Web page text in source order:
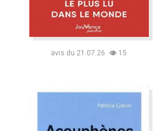
avis du 21.07.26 15